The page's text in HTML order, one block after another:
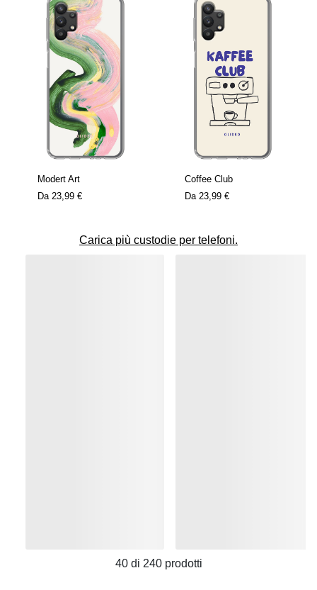
Modert Art
Da 23,99 €
Coffee Club
Da 23,99 €
Carica più custodie per telefoni.
40di 240prodotti